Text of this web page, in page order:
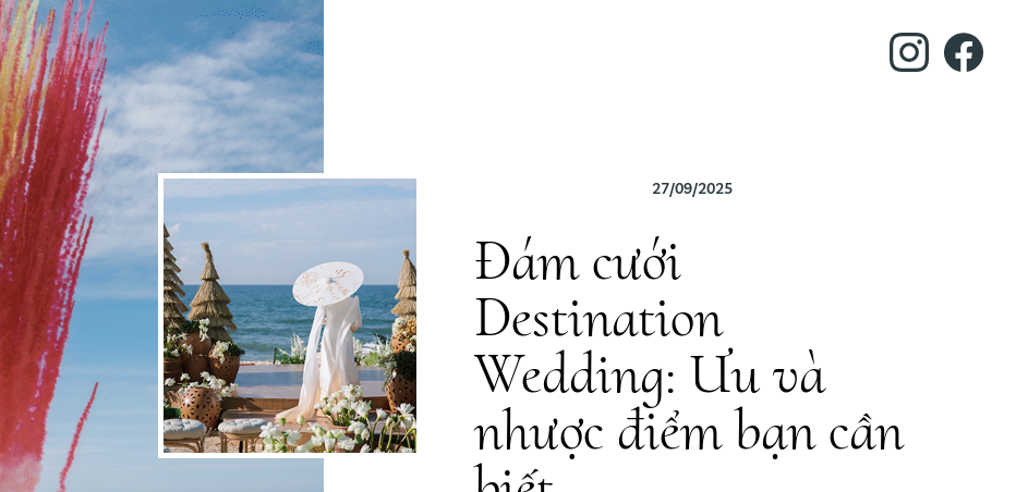
27/09/2025
Đám cưới
Destination
Wedding: Ưu và
nhược điểm bạn cần